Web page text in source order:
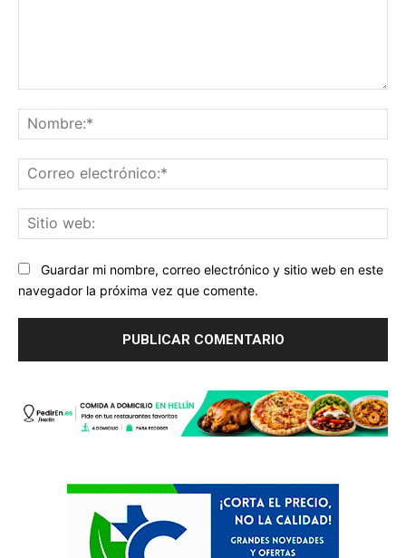
Guardar mi nombre, correo electrónico y sitio web en este
navegador la próxima vez que comente.